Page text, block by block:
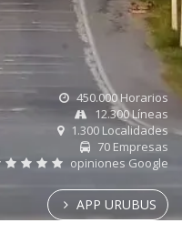
450.000 Horarios
12.300 Líneas
1.300 Localidades
70 Empresas
opiniones Google
APP URUBUS